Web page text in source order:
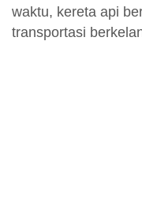
waktu, kereta api
transportasi